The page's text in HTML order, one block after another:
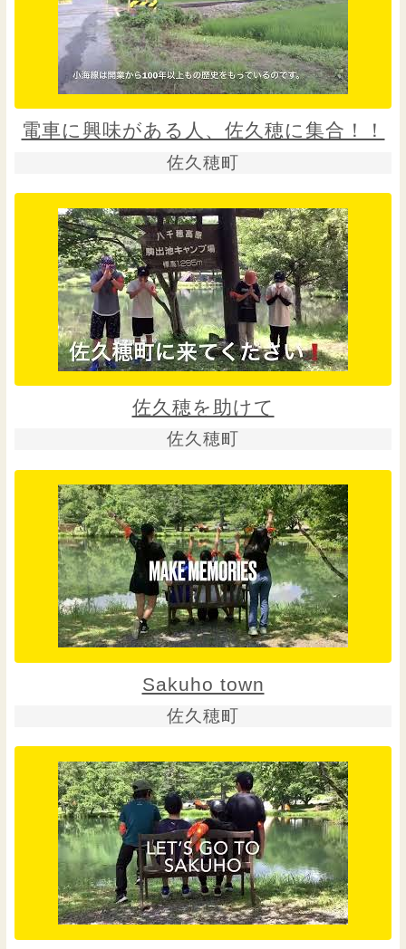
電車に興味がある人、佐久穂に集合！！
佐久穂町
佐久穂を助けて
佐久穂町
Sakuho town
佐久穂町